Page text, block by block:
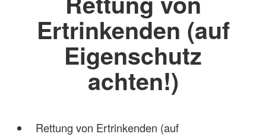
Ertrinkenden (auf
Eigenschutz
achten!)
Rettung von Ertrinkenden (auf